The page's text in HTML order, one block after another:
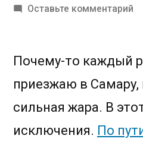
автором
Оставьте комментарийк
Почему-то каждый
приезжаю в Самару,
сильная жара. В
исключения. По